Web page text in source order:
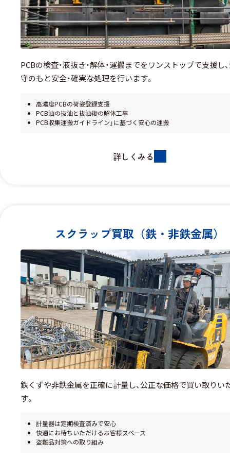
PCBの検査・液抜き・解体・運搬までをワンストップで支援し
守のもと安全・確実な処理を行います。
高濃度PCBの荷姿登録支援
PCB油の抜油と抜油後の解体工事
PCB収集運搬ガイドライン」に基づく安心の運搬
詳しくみる
スクラップ買取 （鉄・非鉄金属）
鉄くずや非鉄金属を正確に計量し、公正な価格で買い取りい
す。
計量器は定期検査済みで安心
快適にお待ちいただけるお客様スペース
盗難品対策への取り組み